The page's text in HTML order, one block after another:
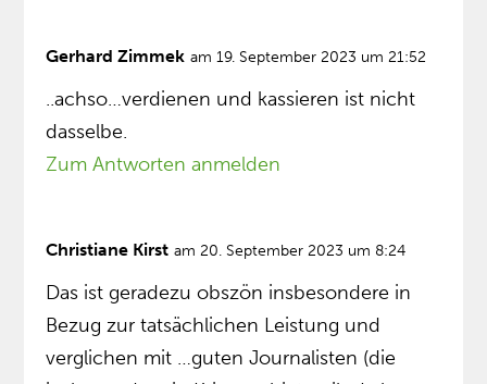
Gerhard Zimmek am 19. September 2023 um 21:52
..achso…verdienen und kassieren ist nicht
dasselbe.
Zum Antworten anmelden
Christiane Kirst am 20. September 2023 um 8:24
Das ist geradezu obszön insbesondere in
Bezug zur tatsächlichen Leistung und
verglichen mit …guten Journalisten (die